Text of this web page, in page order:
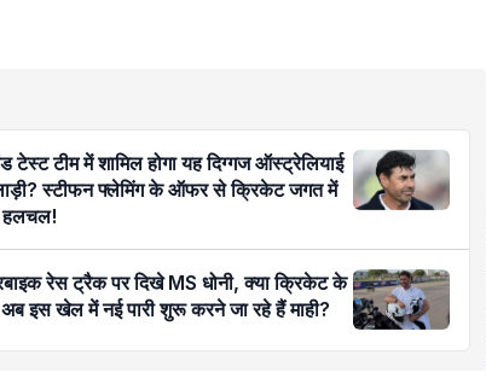
टेस्ट टीम में शामिल होगा यह दिग्गज ऑस्ट्रेलियाई
स्टीफन फ्लेमिंग के ऑफर से क्रिकेट जगत में
हलचल!
रेस ट्रैक पर दिखे MS धोनी, क्या क्रिकेट के
अब इस खेल में नई पारी शुरू करने जा रहे हैं माही?